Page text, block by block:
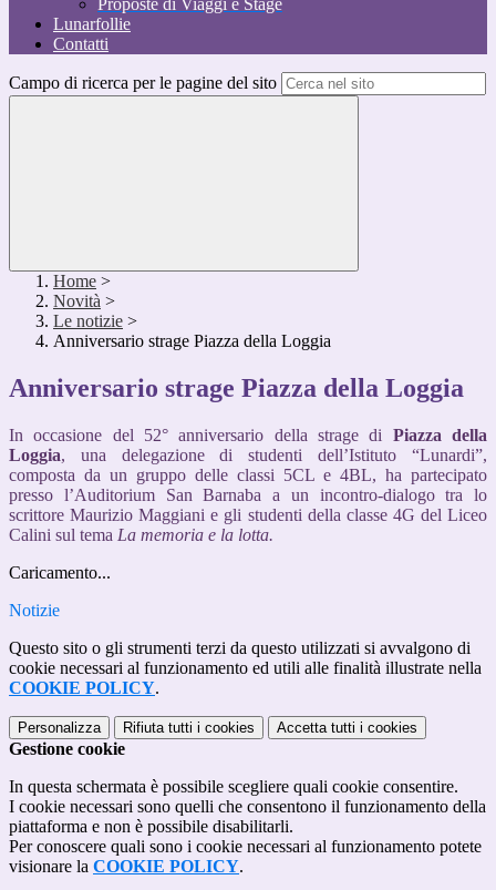
Proposte di Viaggi e Stage
Lunarfollie
Contatti
Campo di ricerca per le pagine del sito
Home >
Novità >
Le notizie >
Anniversario strage Piazza della Loggia
Anniversario strage Piazza della Loggia
In occasione del 52° anniversario della strage di Piazza della
Loggia, una delegazione di studenti dell’Istituto “Lunardi”,
composta da un gruppo delle classi 5CL e 4BL, ha partecipato
presso l’Auditorium San Barnaba a un incontro-dialogo tra lo
scrittore Maurizio Maggiani e gli studenti della classe 4G del Liceo
Calini sul tema La memoria e la lotta.
Caricamento...
Notizie
Questo sito o gli strumenti terzi da questo utilizzati si avvalgono di
cookie necessari al funzionamento ed utili alle finalità illustrate nella
COOKIE POLICY.
Personalizza Rifiuta tutti i cookies Accetta tutti i cookies
Gestione cookie
In questa schermata è possibile scegliere quali cookie consentire.
I cookie necessari sono quelli che consentono il funzionamento della
piattaforma e non è possibile disabilitarli.
Per conoscere quali sono i cookie necessari al funzionamento potete
visionare la COOKIE POLICY.